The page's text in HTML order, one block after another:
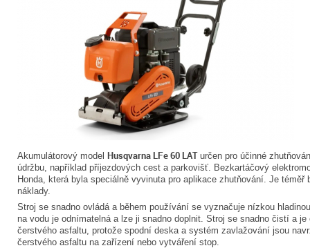
Akumulátorový model Husqvarna LFe 60 LATurčen pro účinné
údržbu, například příjezdových cest a parkovišť. Bezkartáčový
Honda, která byla speciálně vyvinuta pro aplikace zhutňování. Je
náklady.
Stroj se snadno ovládá a během používání se vyznačuje nízkou
na vodu je odnímatelná a lze ji snadno doplnit. Stroj se snadno čistí a
čerstvého asfaltu, protože spodní deska a systém zavlažování jsou
čerstvého asfaltu na zařízení nebo vytváření stop.